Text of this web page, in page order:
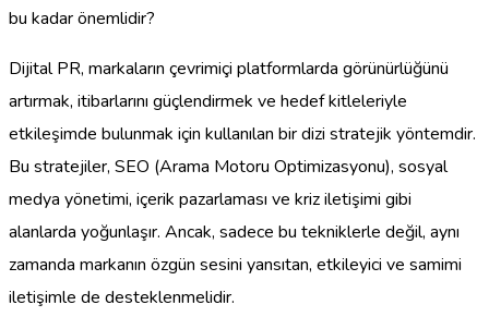
bu kadar önemlidir?
Dijital PR, markaların çevrimiçi platformlarda görünürlüğünü
artırmak, itibarlarını güçlendirmek ve hedef kitleleriyle
etkileşimde bulunmak için kullanılan bir dizi stratejik yöntemdir.
Bu stratejiler, SEO (Arama Motoru Optimizasyonu), sosyal
medya yönetimi, içerik pazarlaması ve kriz iletişimi gibi
alanlarda yoğunlaşır. Ancak, sadece bu tekniklerle değil, aynı
zamanda markanın özgün sesini yansıtan, etkileyici ve samimi
iletişimle de desteklenmelidir.